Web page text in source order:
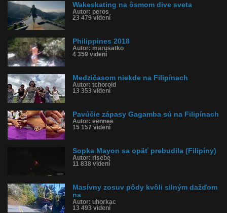
Wakeskating na ôsmom dive sveta
Autor: peros
23 479 videní
Philippines 2018
Autor: marusatko
4 359 videní
Medzičasom niekde na Filipínach
Autor: tchoroid
13 353 videní
Pavúčie zápasy Gagamba sú na Filipínach
Autor: eennee
15 157 videní
Sopka Mayon sa opäť prebudila (Filipíny)
Autor: risebe
11 838 videní
Masívny zosuv pôdy kvôli silným dažďom
na
Autor: uhorkac
13 493 videní